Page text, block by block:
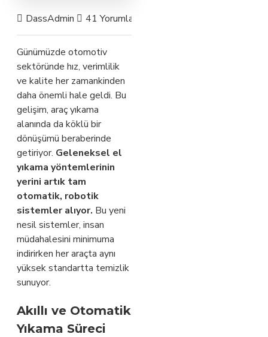
DassAdmin 41 Yorumlar
Günümüzde otomotiv
sektöründe hız, verimlilik
ve kalite her zamankinden
daha önemli hale geldi. Bu
gelişim, araç yıkama
alanında da köklü bir
dönüşümü beraberinde
getiriyor. Geleneksel el
yıkama yöntemlerinin
yerini artık tam
otomatik, robotik
sistemler alıyor. Bu yeni
nesil sistemler, insan
müdahalesini minimuma
indirirken her araçta aynı
yüksek standartta temizlik
sunuyor.
Akıllı ve Otomatik
Yıkama Süreci